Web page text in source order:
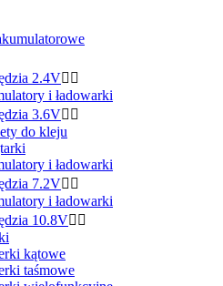
2.4V 
i ładowarki
3.6V 
do kleju
i ładowarki
7.2V 
i ładowarki
10.8V 
kątowe
taśmowe